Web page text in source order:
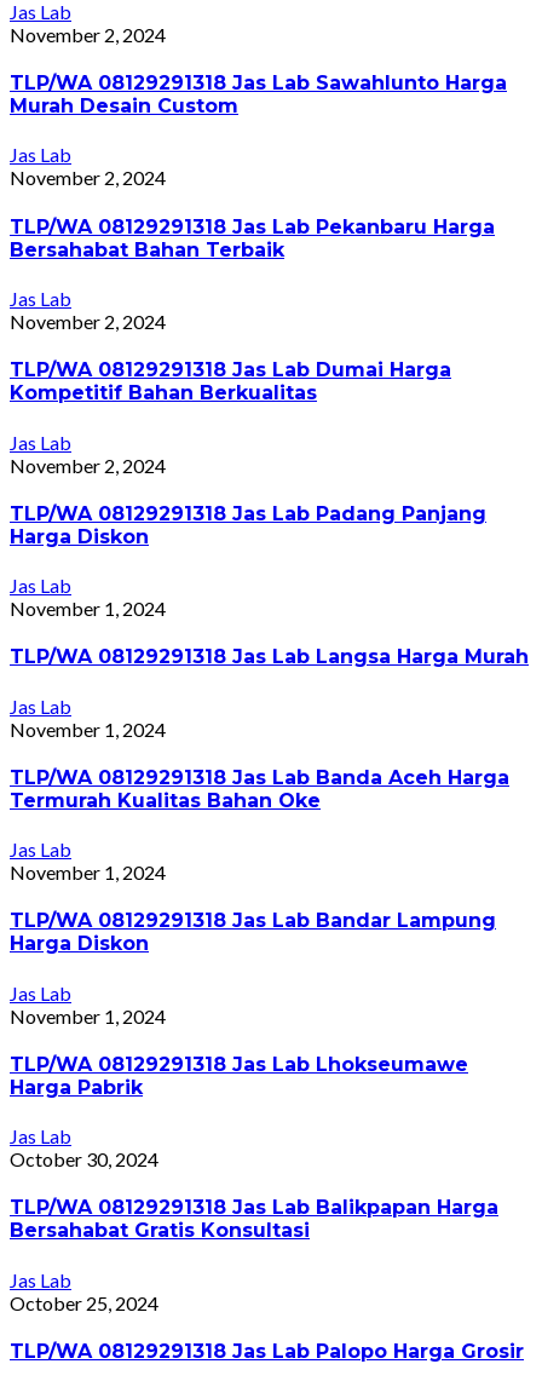
Jas Lab
November 2, 2024
TLP/WA 08129291318 Jas Lab Sawahlunto Harga
Murah Desain Custom
Jas Lab
November 2, 2024
TLP/WA 08129291318 Jas Lab Pekanbaru Harga
Bersahabat Bahan Terbaik
Jas Lab
November 2, 2024
TLP/WA 08129291318 Jas Lab Dumai Harga
Kompetitif Bahan Berkualitas
Jas Lab
November 2, 2024
TLP/WA 08129291318 Jas Lab Padang Panjang
Harga Diskon
Jas Lab
November 1, 2024
TLP/WA 08129291318 Jas Lab Langsa Harga Murah
Jas Lab
November 1, 2024
TLP/WA 08129291318 Jas Lab Banda Aceh Harga
Termurah Kualitas Bahan Oke
Jas Lab
November 1, 2024
TLP/WA 08129291318 Jas Lab Bandar Lampung
Harga Diskon
Jas Lab
November 1, 2024
TLP/WA 08129291318 Jas Lab Lhokseumawe
Harga Pabrik
Jas Lab
October 30, 2024
TLP/WA 08129291318 Jas Lab Balikpapan Harga
Bersahabat Gratis Konsultasi
Jas Lab
October 25, 2024
TLP/WA 08129291318 Jas Lab Palopo Harga Grosir